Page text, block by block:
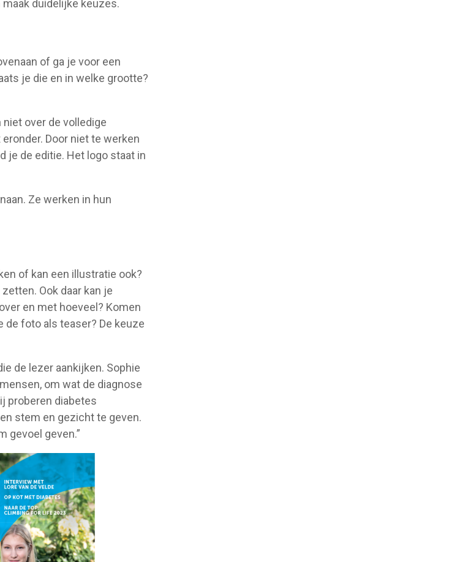
duidelijke keuzes.
of ga je voor een
je die en in welke grootte?
over de volledige
Door niet te werken
je de editie. Het logo staat in
Ze werken in hun
of kan een illustratie ook?
Ook daar kan je
en met hoeveel? Komen
de foto als teaser? De keuze
de lezer aankijken. Sophie
om wat de diagnose
proberen diabetes
stem en gezicht te geven.
gevoel geven.”